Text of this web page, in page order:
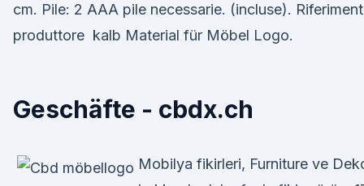
cm. Pile: 2 AAA pile necessarie. (incluse).
produttore kalb Material für Möbel Logo.
Geschäfte - cbdx.ch
Mobilya fikirleri, Furniture ve